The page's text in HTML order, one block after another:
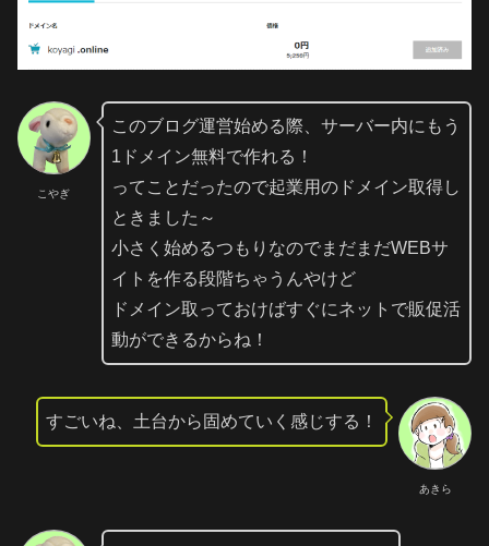
こやぎ
このブログ運営始める際、サーバー内にもう
1ドメイン無料で作れる！
ってことだったので起業用のドメイン取得し
ときました～
小さく始めるつもりなのでまだまだWEBサ
イトを作る段階ちゃうんやけど
ドメイン取っておけばすぐにネットで販促活
動ができるからね！
あきら
すごいね、土台から固めていく感じする！